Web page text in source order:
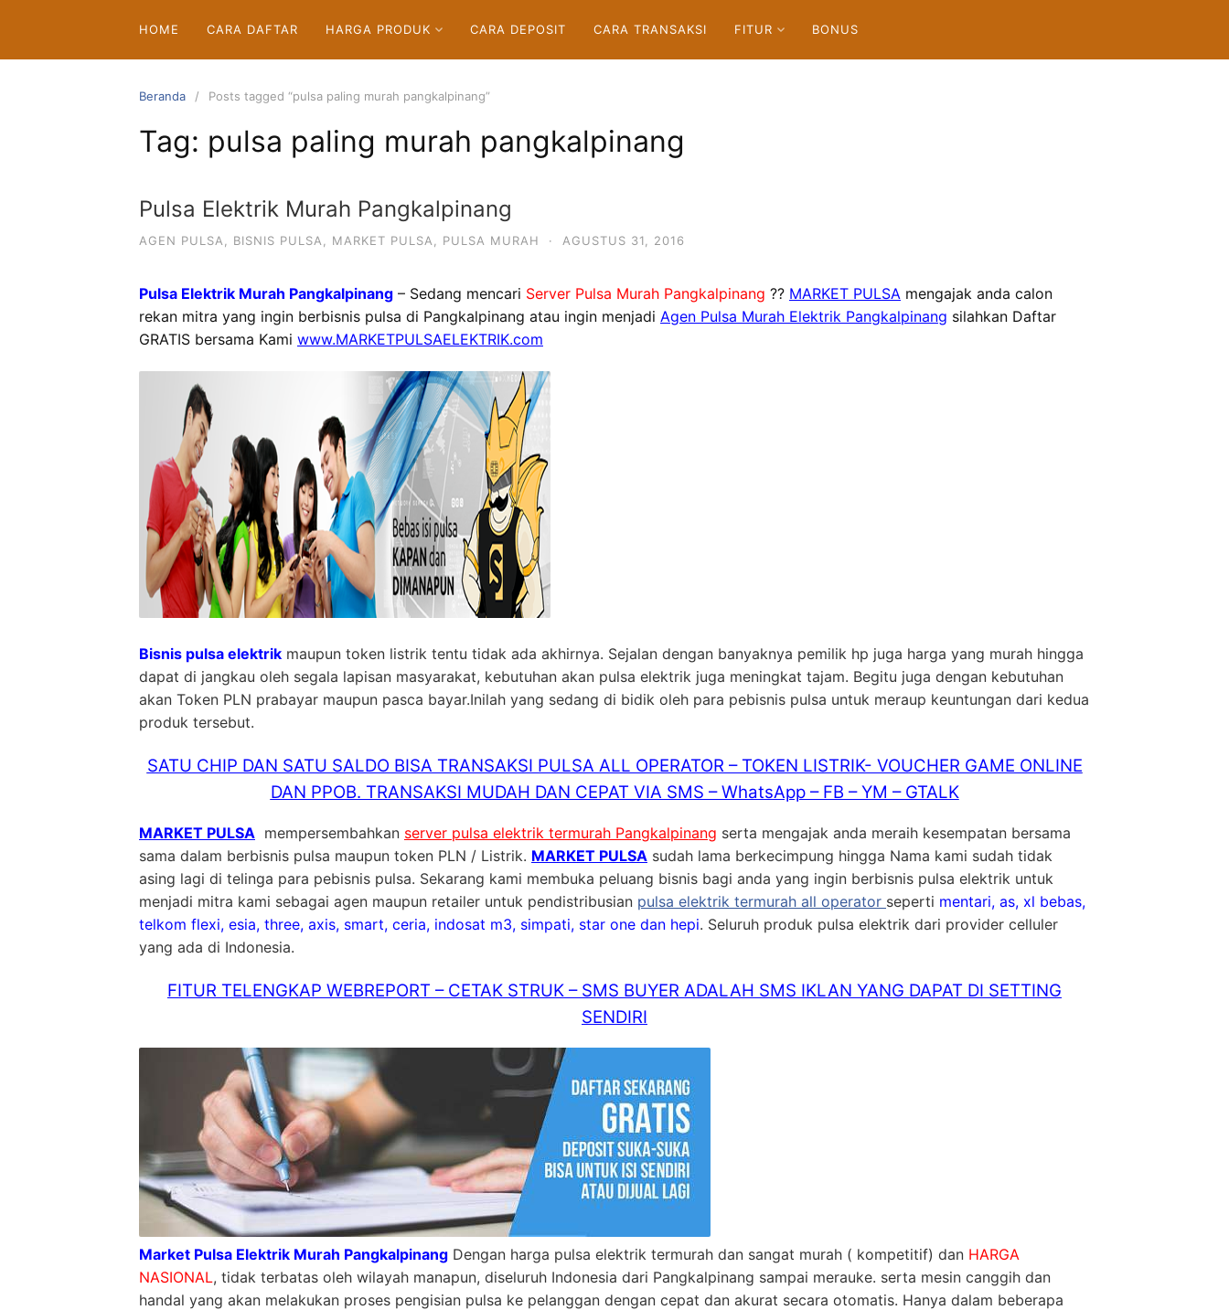
konten
HOME CARA DAFTAR HARGA PRODUK CARA DEPOSIT CARA TRANSAKSI FITUR BONUS
Beranda Posts tagged “pulsa paling murah pangkalpinang”
Tag: pulsa paling murah pangkalpinang
Pulsa Elektrik Murah Pangkalpinang
AGEN PULSA BISNIS PULSA MARKET PULSA PULSA MURAH · AGUSTUS 31, 2016
Pulsa Elektrik Murah Pangkalpinang – Sedang mencari Server Pulsa Murah Pangkalpinang ?? MARKET PULSA mengajak anda calon
rekan mitra yang ingin berbisnis pulsa di Pangkalpinang atau ingin menjadi Agen Pulsa Murah Elektrik Pangkalpinang silahkan Daftar
GRATIS bersama Kami www.MARKETPULSAELEKTRIK.com
Bisnis pulsa elektrik maupun token listrik tentu tidak ada akhirnya. Sejalan dengan banyaknya pemilik hp juga harga yang murah hingga
dapat di jangkau oleh segala lapisan masyarakat, kebutuhan akan pulsa elektrik juga meningkat tajam. Begitu juga dengan kebutuhan
akan Token PLN prabayar maupun pasca bayar.Inilah yang sedang di bidik oleh para pebisnis pulsa untuk meraup keuntungan dari kedua
produk tersebut.
SATU CHIP DAN SATU SALDO BISA TRANSAKSI PULSA ALL OPERATOR – TOKEN LISTRIK- VOUCHER GAME ONLINE
DAN PPOB. TRANSAKSI MUDAH DAN CEPAT VIA SMS – WhatsApp – FB – YM – GTALK
MARKET PULSA mempersembahkan server pulsa elektrik termurah Pangkalpinang serta mengajak anda meraih kesempatan bersama
sama dalam berbisnis pulsa maupun token PLN / Listrik. MARKET PULSA sudah lama berkecimpung hingga Nama kami sudah tidak
asing lagi di telinga para pebisnis pulsa. Sekarang kami membuka peluang bisnis bagi anda yang ingin berbisnis pulsa elektrik untuk
menjadi mitra kami sebagai agen maupun retailer untuk pendistribusian pulsa elektrik termurah all operator seperti mentari, as, xl bebas,
telkom flexi, esia, three, axis, smart, ceria, indosat m3, simpati, star one dan hepi. Seluruh produk pulsa elektrik dari provider celluler
yang ada di Indonesia.
FITUR TELENGKAP WEBREPORT – CETAK STRUK – SMS BUYER ADALAH SMS IKLAN YANG DAPAT DI SETTING
SENDIRI
Market Pulsa Elektrik Murah Pangkalpinang Dengan harga pulsa elektrik termurah dan sangat murah ( kompetitif) dan HARGA
NASIONAL, tidak terbatas oleh wilayah manapun, diseluruh Indonesia dari Pangkalpinang sampai merauke. serta mesin canggih dan
handal yang akan melakukan proses pengisian pulsa ke pelanggan dengan cepat dan akurat secara otomatis. Hanya dalam beberapa